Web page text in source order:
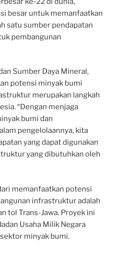
besar untuk memanfaatkan
satu sumber pendapatan
pembangunan
Sumber Daya Mineral,
potensi minyak bumi
merupakan langkah
“Dengan menjaga
bumi dan
pengelolaannya, kita
yang dapat digunakan
yang dibutuhkan oleh
memanfaatkan potensi
infrastruktur adalah
tol Trans-Jawa. Proyek ini
Usaha Milik Negara
minyak bumi.